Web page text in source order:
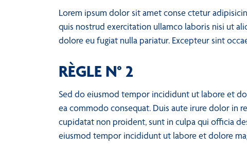
Lorem ipsum dolor sit amet conse ctetur
quis nostrud exercitation ullamco laboris nisi ut
dolore eu fugiat nulla pariatur. Excepteur sint
RÈGLE N° 2
Sed do eiusmod tempor incididunt ut labore et
ea commodo consequat. Duis aute irure dolor in
cupidatat non proident, sunt in culpa qui officia
eiusmod tempor incididunt ut labore et dolore